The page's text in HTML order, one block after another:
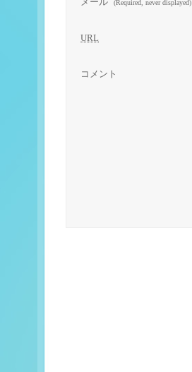
(Required, never displayed)
URL
コメント